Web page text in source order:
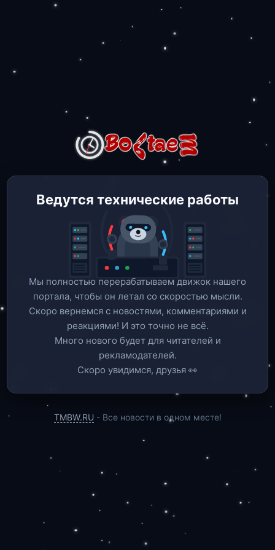
Ведутся технические работы
Мы полностью перерабатываем движок нашего
портала, чтобы он летал со скоростью мысли.
Скоро вернемся c новостями, комментариями и
реакциями! И это точно не всё.
Много нового будет для читателей и
рекламодателей.
Скоро увидимся, друзья 👀
TMBW.RU - Все новости в одном месте!